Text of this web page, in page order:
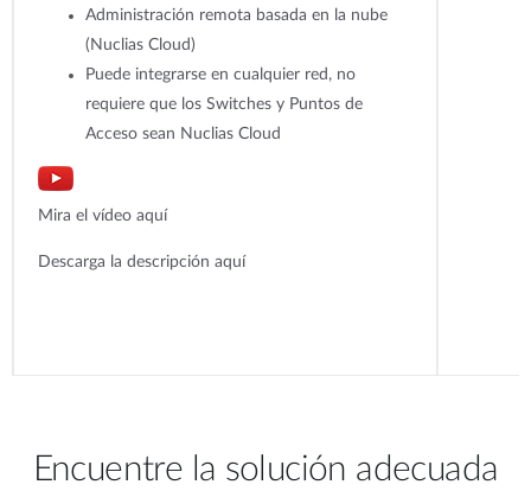
Administración remota basada en la nube
(Nuclias Cloud)
Puede integrarse en cualquier red, no
requiere que los Switches y Puntos de
Acceso sean Nuclias Cloud
Mira el vídeo aquí
Descarga la descripción aquí
Encuentre la solución adecuada